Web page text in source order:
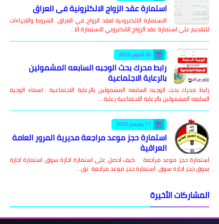
استمارة عقد الزواج الالكترونية في العراق
الاستمارة الالكترونية لعقد الزواج في العراق الشروط والاجراءات
للتقديم على استمارة عقد الزواج الالكتروني الاستمارة الا…
30 أكتوبر 2023
رابط محرك بحث الوجبه السابعه المشمولين
بالرعاية الاجتماعية
رابط محرك بحث الوجبه السابعه المشمولين بالرعاية الاجتماعية اسماء الوجبة
السابعه المشمولين بالرعاية الاجتماعية رعاية …
17 ديسمبر 2020
استمارة حجز موعد مراجعة مديرية المرور العامة
العراقية
استمارة حجز موعد مراجعة كيف احصل على استمارة اجازة سوق استمارة اجازة
سوق حجز اجازة سوق استمارة حجز موعد مراجعة نق…
المشاركات الأخيرة